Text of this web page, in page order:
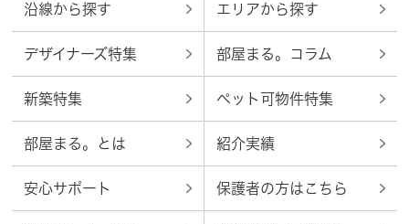
沿線から探す エリアから探す
デザイナーズ特集 部屋まる。コラム
新築特集 ペット可物件特集
部屋まる。とは 紹介実績
安心サポート 保護者の方はこちら